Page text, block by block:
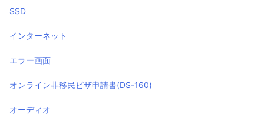
SSD
インターネット
エラー画面
オンライン非移民ビザ申請書(DS-160)
オーディオ